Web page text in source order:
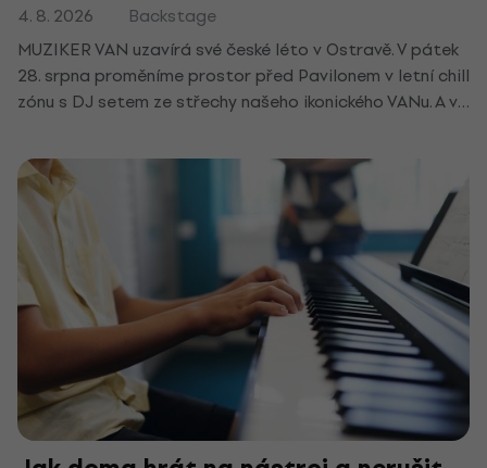
4. 8. 2026
Backstage
MUZIKER VAN uzavírá své české léto v Ostravě. V pátek
28. srpna proměníme prostor před Pavilonem v letní chill
zónu s DJ setem ze střechy našeho ikonického VANu. A ve